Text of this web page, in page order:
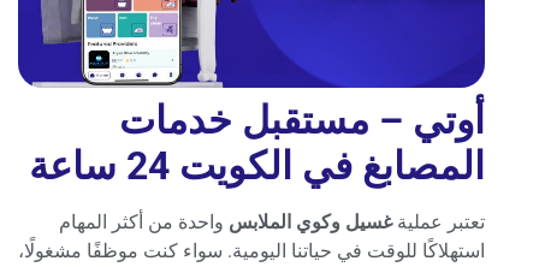
أوتي – مستقبل خدمات
المصابغ في الكويت 24 ساعة
تعتبر عمليةغسيل وكوي الملابس واحدة من أكثر المهام
استهلاكًا للوقت في حياتنا اليومية. سواء كنت موظفًا مشغولًا،